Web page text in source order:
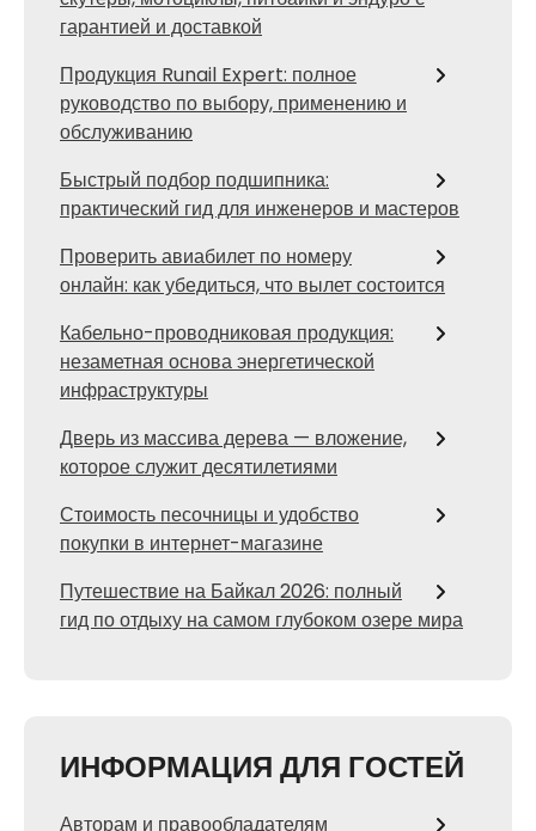
гарантией и доставкой
Продукция Runail Expert: полное
руководство по выбору, применению и
обслуживанию
Быстрый подбор подшипника:
практический гид для инженеров и мастеров
Проверить авиабилет по номеру
онлайн: как убедиться, что вылет состоится
Кабельно-проводниковая продукция:
незаметная основа энергетической
инфраструктуры
Дверь из массива дерева — вложение,
которое служит десятилетиями
Стоимость песочницы и удобство
покупки в интернет-магазине
Путешествие на Байкал 2026: полный
гид по отдыху на самом глубоком озере мира
ИНФОРМАЦИЯ ДЛЯ ГОСТЕЙ
Авторам и правообладателям